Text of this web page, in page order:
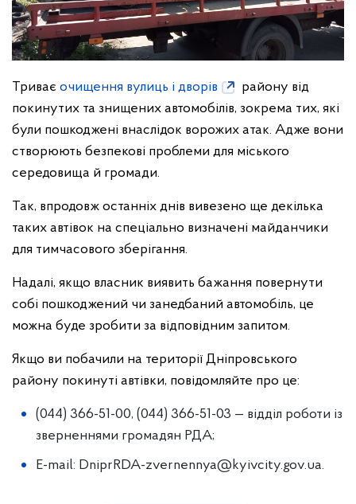
Триває очищення вулиць і дворів
району від
покинутих та знищених автомобілів, зокрема тих, які
були пошкоджені внаслідок ворожих атак. Адже вони
створюють безпекові проблеми для міського
середовища й громади.
Так, впродовж останніх днів вивезено ще декілька
таких автівок на спеціально визначені майданчики
для тимчасового зберігання.
Надалі, якщо власник виявить бажання повернути
собі пошкоджений чи занедбаний автомобіль, це
можна буде зробити за відповідним запитом.
Якщо ви побачили на території Дніпровського
району покинуті автівки, повідомляйте про це:
(044) 366-51-00, (044) 366-51-03 — відділ роботи із
зверненнями громадян РДА;
E-mail: DniprRDA-zvernennya@kyivcity.gov.ua.